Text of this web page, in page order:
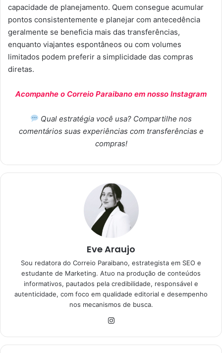
capacidade de planejamento. Quem consegue acumular
pontos consistentemente e planejar com antecedência
geralmente se beneficia mais das transferências,
enquanto viajantes espontâneos ou com volumes
limitados podem preferir a simplicidade das compras
diretas.
Acompanhe o Correio Paraibano em nosso Instagram
Qual estratégia você usa? Compartilhe nos
comentários suas experiências com transferências e
compras!
Eve Araujo
Sou redatora do Correio Paraibano, estrategista em SEO e
estudante de Marketing. Atuo na produção de conteúdos
informativos, pautados pela credibilidade, responsável e
autenticidade, com foco em qualidade editorial e desempenho
nos mecanismos de busca.